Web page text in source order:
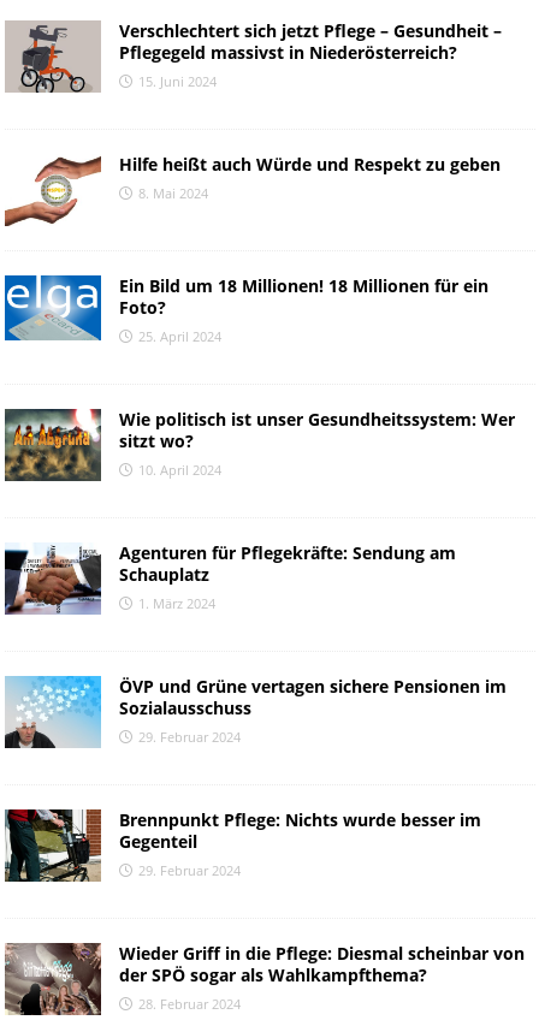
Verschlechtert sich jetzt Pflege – Gesundheit –
Pflegegeld massivst in Niederösterreich?
15. Juni 2024
Hilfe heißt auch Würde und Respekt zu geben
8. Mai 2024
Ein Bild um 18 Millionen! 18 Millionen für ein
Foto?
25. April 2024
Wie politisch ist unser Gesundheitssystem: Wer
sitzt wo?
10. April 2024
Agenturen für Pflegekräfte: Sendung am
Schauplatz
1. März 2024
ÖVP und Grüne vertagen sichere Pensionen im
Sozialausschuss
29. Februar 2024
Brennpunkt Pflege: Nichts wurde besser im
Gegenteil
29. Februar 2024
Wieder Griff in die Pflege: Diesmal scheinbar von
der SPÖ sogar als Wahlkampfthema?
28. Februar 2024